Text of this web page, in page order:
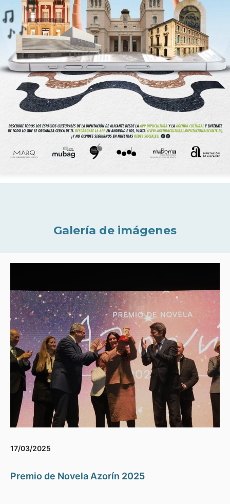
Galería de imágenes
17/03/2025
Premio de Novela Azorín 2025